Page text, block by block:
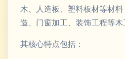
木、人造板、塑料板材等材
造、门窗加工、装饰工程等木
其核心特点包括：